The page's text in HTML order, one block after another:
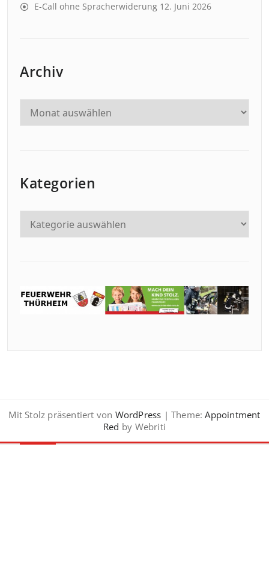
E-Call ohne Spracherwiderung 12. Juni 2026
Archiv
Kategorien
Mit Stolz präsentiert von WordPress | Theme: Appointment
Red by Webriti